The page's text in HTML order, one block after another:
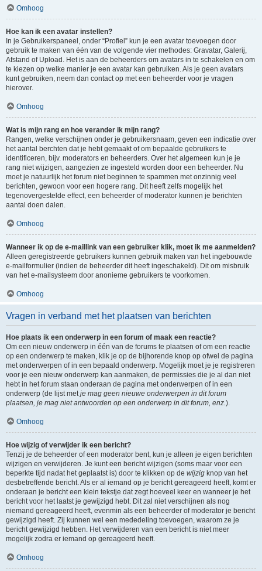
Omhoog
Hoe kan ik een avatar instellen?
In je Gebruikerspaneel, onder “Profiel” kun je een avatar toevoegen door
gebruik te maken van één van de volgende vier methodes: Gravatar, Galerij,
Afstand of Upload. Het is aan de beheerders om avatars in te schakelen en om
te kiezen op welke manier je een avatar kan gebruiken. Als je geen avatars
kunt gebruiken, neem dan contact op met een beheerder voor je vragen
hierover.
Omhoog
Wat is mijn rang en hoe verander ik mijn rang?
Rangen, welke verschijnen onder je gebruikersnaam, geven een indicatie over
het aantal berchten dat je hebt gemaakt of om bepaalde gebruikers te
identificeren, bijv. moderators en beheerders. Over het algemeen kun je je
rang niet wijzigen, aangezien ze ingesteld worden door een beheerder. Nu
moet je natuurlijk het forum niet beginnen te spammen met onzinnig veel
berichten, gewoon voor een hogere rang. Dit heeft zelfs mogelijk het
tegenovergestelde effect, een beheerder of moderator kunnen je berichten
aantal doen dalen.
Omhoog
Wanneer ik op de e-maillink van een gebruiker klik, moet ik me aanmelden?
Alleen geregistreerde gebruikers kunnen gebruik maken van het ingebouwde
e-mailformulier (indien de beheerder dit heeft ingeschakeld). Dit om misbruik
van het e-mailsysteem door anonieme gebruikers te voorkomen.
Omhoog
Vragen in verband met het plaatsen van berichten
Hoe plaats ik een onderwerp in een forum of maak een reactie?
Om een nieuw onderwerp in één van de forums te plaatsen of om een reactie
op een onderwerp te maken, klik je op de bijhorende knop op ofwel de pagina
met onderwerpen of in een bepaald onderwerp. Mogelijk moet je je registreren
voor je een nieuw onderwerp kan aanmaken, de permissies die je al dan niet
hebt in het forum staan onderaan de pagina met onderwerpen of in een
onderwerp (de lijst met je mag geen nieuwe onderwerpen in dit forum
plaatsen, je mag niet antwoorden op een onderwerp in dit forum, enz. ).
Omhoog
Hoe wijzig of verwijder ik een bericht?
Tenzij je de beheerder of een moderator bent, kun je alleen je eigen berichten
wijzigen en verwijderen. Je kunt een bericht wijzigen (soms maar voor een
beperkte tijd nadat het geplaatst is) door te klikken op de wijzig knop van het
desbetreffende bericht. Als er al iemand op je bericht gereageerd heeft, komt er
onderaan je bericht een klein tekstje dat zegt hoeveel keer en wanneer je het
bericht voor het laatst je gewijzigd hebt. Dit zal niet verschijnen als nog
niemand gereageerd heeft, evenmin als een beheerder of moderator je bericht
gewijzigd heeft. Zij kunnen wel een mededeling toevoegen, waarom ze je
bericht gewijzigd hebben. Het verwijderen van een bericht is niet meer
mogelijk zodra er iemand op gereageerd heeft.
Omhoog